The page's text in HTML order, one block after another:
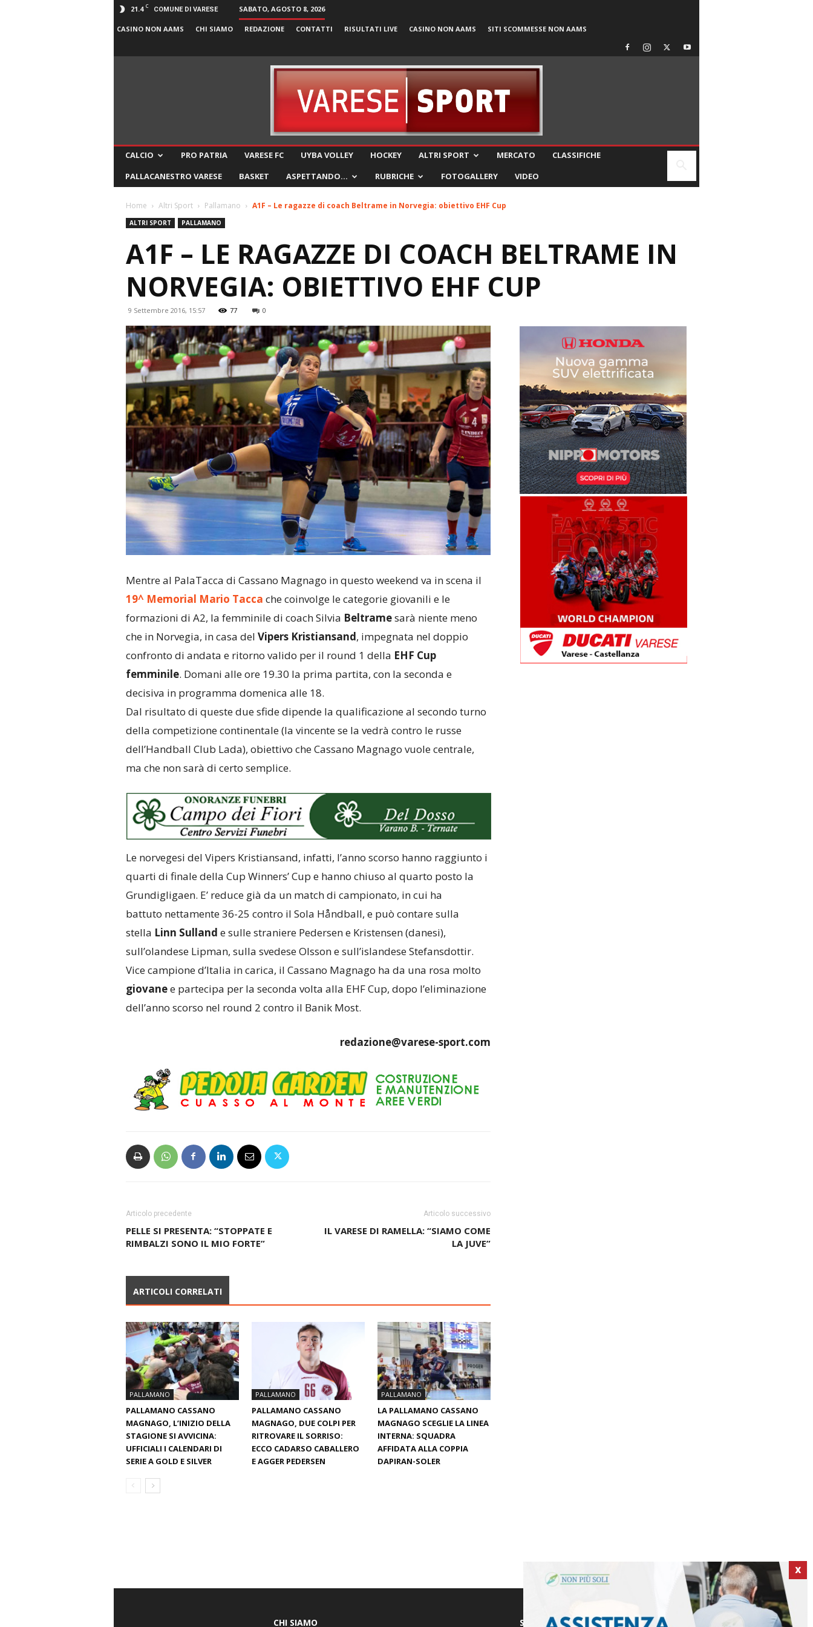
21.4 C COMUNE DI VARESE SABATO, AGOSTO 8, 2026
CASINO NON AAMS CHI SIAMO REDAZIONE CONTATTI RISULTATI LIVE CASINO NON AAMS SITI SCOMMESSE NON AAMS
CALCIO PRO PATRIA VARESE FC UYBA VOLLEY HOCKEY ALTRI SPORT MERCATO
CLASSIFICHE
PALLACANESTRO VARESE
BASKET ASPETTANDO… RUBRICHE FOTOGALLERY VIDEO
Home Altri Sport Pallamano A1F – Le ragazze di coach Beltrame in Norvegia: obiettivo EHF Cup
ALTRI SPORT PALLAMANO
A1F – LE RAGAZZE DI COACH BELTRAME IN
NORVEGIA: OBIETTIVO EHF CUP
9 Settembre 2016, 15:57 77 0
Mentre al PalaTacca di Cassano Magnago in questo weekend va in scena il
19^ Memorial Mario Tacca che coinvolge le categorie giovanili e le
formazioni di A2, la femminile di coach Silvia Beltramesarà niente meno
che in Norvegia, in casa del Vipers Kristiansand, impegnata nel doppio
confronto di andata e ritorno valido per il round 1 della EHF Cup
femminile. Domani alle ore 19.30 la prima partita, con la seconda e
decisiva in programma domenica alle 18.
Dal risultato di queste due sfide dipende la qualificazione al secondo turno
della competizione continentale (la vincente se la vedrà contro le russe
dell’Handball Club Lada), obiettivo che Cassano Magnago vuole centrale,
ma che non sarà di certo semplice.
Le norvegesi del Vipers Kristiansand, infatti, l’anno scorso hanno raggiunto i
quarti di finale della Cup Winners’ Cup e hanno chiuso al quarto posto la
Grundigligaen. E’ reduce già da un match di campionato, in cui ha
battuto nettamente 36-25 contro il Sola Håndball, e può contare sulla
stella Linn Sulland e sulle straniere Pedersen e Kristensen (danesi),
sull’olandese Lipman, sulla svedese Olsson e sull’islandese Stefansdottir.
Vice campione d’Italia in carica, il Cassano Magnago ha da una rosa molto
giovanee partecipa per la seconda volta alla EHF Cup, dopo l’eliminazione
dell’anno scorso nel round 2 contro il Banik Most.
redazione@varese-sport.com
Articolo precedente
PELLE SI PRESENTA: “STOPPATE E
RIMBALZI SONO IL MIO FORTE”
Articolo successivo
IL VARESE DI RAMELLA: “SIAMO COME
LA JUVE”
ARTICOLI CORRELATI
PALLAMANO
PALLAMANO CASSANO
MAGNAGO, L’INIZIO DELLA
STAGIONE SI AVVICINA:
UFFICIALI I CALENDARI DI
SERIE A GOLD E SILVER
PALLAMANO
PALLAMANO CASSANO
MAGNAGO, DUE COLPI PER
RITROVARE IL SORRISO:
ECCO CADARSO CABALLERO
E AGGER PEDERSEN
PALLAMANO
LA PALLAMANO CASSANO
MAGNAGO SCEGLIE LA LINEA
INTERNA: SQUADRA
AFFIDATA ALLA COPPIA
DAPIRAN-SOLER
X
CHI SIAMO SEGUICI